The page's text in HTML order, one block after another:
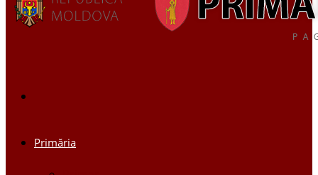
Primăria